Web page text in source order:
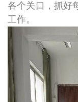
各个关口，抓好
工作。